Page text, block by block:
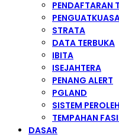
PENDAFTARAN
STRATA
DATA TERBUKA
IBITA
ISEJAHTERA
PENANG ALERT
PGLAND
SISTEM
TEMPAHAN
DASAR